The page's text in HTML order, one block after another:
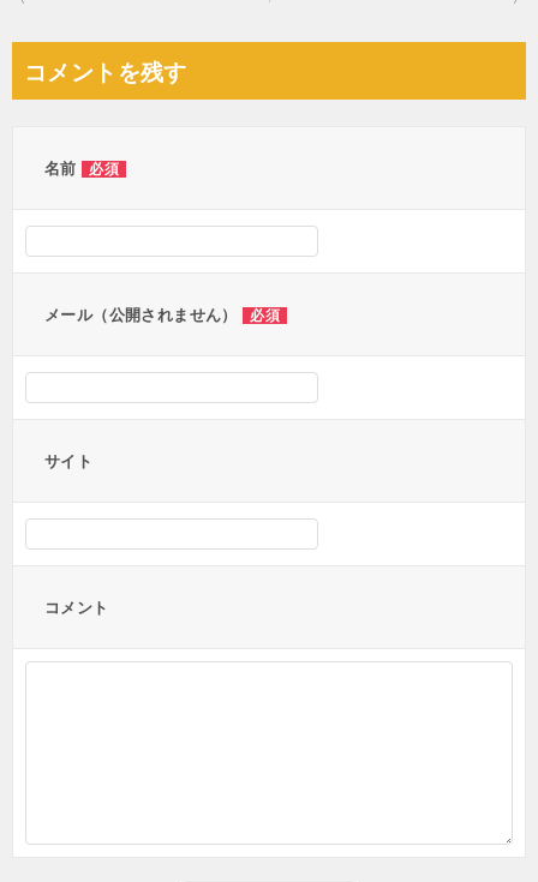
ビ
コメントを残す
名前 必須
メール（公開されません） 必須
サイト
コメント